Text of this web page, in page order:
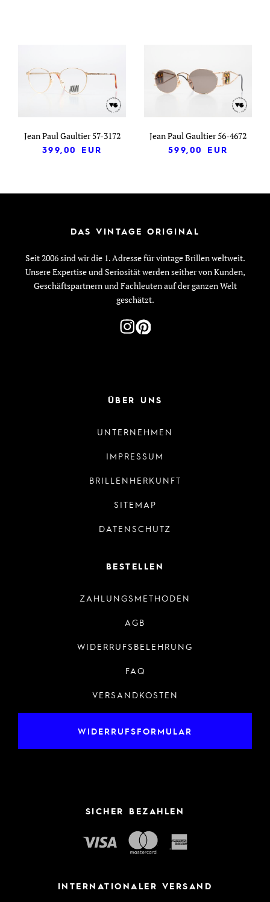
Jean Paul Gaultier 57-3172
399,00
EUR
Jean Paul Gaultier 56-4672
599,00
EUR
DAS VINTAGE ORIGINAL
Seit 2006 sind wir die 1. Adresse für vintage Brillen weltweit.
Unsere Expertise und Seriosität werden seither von Kunden,
Geschäftspartnern und Fachleuten auf der ganzen Welt
geschätzt.
ÜBER UNS
UNTERNEHMEN
IMPRESSUM
BRILLENHERKUNFT
SITEMAP
DATENSCHUTZ
BESTELLEN
ZAHLUNGSMETHODEN
AGB
WIDERRUFSBELEHRUNG
FAQ
VERSANDKOSTEN
WIDERRUFSFORMULAR
SICHER BEZAHLEN
INTERNATIONALER VERSAND